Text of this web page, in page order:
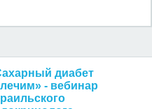
диабет
- вебинар